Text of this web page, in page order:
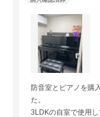
防音室とピアノを購
た。
3LDKの自室で使用